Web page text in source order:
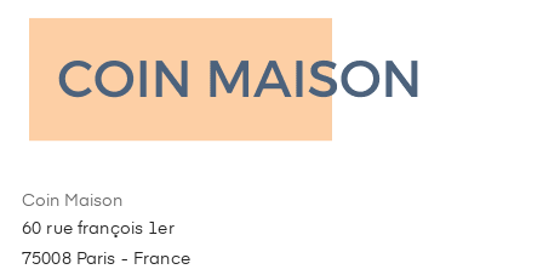
Coin Maison
60 rue françois 1er
75008 Paris - France